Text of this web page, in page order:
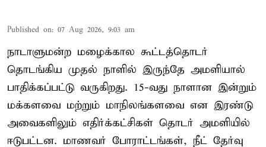
Published on: 07 Aug 2026, 9:03 am
நாடாளுமன்ற மழைக்கால கூட்டத்தொடர்
தொடங்கிய முதல் நாளில் இருந்தே அமளியால்
பாதிக்கப்பட்டு வருகிறது. 15-வது நாளான இன்றும்
மக்களவை மற்றும் மாநிலங்களவை என இரண்டு
அவைகளிலும் எதிர்க்கட்சிகள் தொடர் அமளியில்
ஈடுபட்டன. மாணவர் போராட்டங்கள், நீட் தேர்வு